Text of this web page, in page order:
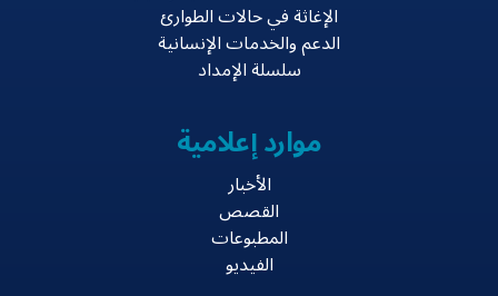
الإغاثة في حالات الطوارئ
الدعم والخدمات الإنسانية
سلسلة الإمداد
موارد إعلامية
الأخبار
القصص
المطبوعات
الفيديو